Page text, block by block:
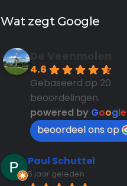
Wat zegt Google
4.6
Gebaseerd op 20
beoordelingen
powered by Google
beoordeel ons op
Paul Schuttel
5 jaar geleden